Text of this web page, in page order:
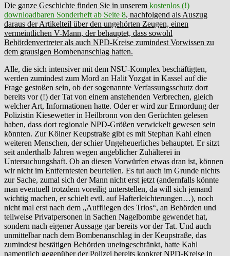
Die ganze Geschichte finden Sie in unserem kostenlos (!)
downloadbaren Sonderheft ab Seite 8, nachfolgend als Auszug
daraus der Artikelteil über den ungehörten Zeugen, einen
vermeintlichen V-Mann, der behauptet, dass sowohl
Behördenvertreter als auch NPD-Kreise zumindest Vorwissen zu
dem grausigen Bombenanschlag hatten.
Alle, die sich intensiver mit dem NSU-Komplex beschäftigten,
werden zumindest zum Mord an Halit Yozgat in Kassel auf die
Frage gestoßen sein, ob der sogenannte Verfassungsschutz dort
bereits vor (!) der Tat von einem anstehenden Verbrechen, gleich
welcher Art, Informationen hatte. Oder er wird zur Ermordung der
Polizistin Kiesewetter in Heilbronn von den Gerüchten gelesen
haben, dass dort regionale NPD-Größen verwickelt gewesen sein
könnten. Zur Kölner Keupstraße gibt es mit Stephan Kahl einen
weiteren Menschen, der schier Ungeheuerliches behauptet. Er sitzt
seit anderthalb Jahren wegen angeblicher Zuhälterei in
Untersuchungshaft. Ob an diesen Vorwürfen etwas dran ist, können
wir nicht im Entferntesten beurteilen. Es tut auch im Grunde nichts
zur Sache, zumal sich der Mann nicht erst jetzt (andernfalls könnte
man eventuell trotzdem voreilig unterstellen, da will sich jemand
wichtig machen, er schielt evtl. auf Hafterleichterungen…), noch
nicht mal erst nach dem „Auffliegen des Trios“, an Behörden und
teilweise Privatpersonen in Sachen Nagelbombe gewendet hat,
sondern nach eigener Aussage gar bereits vor der Tat. Und auch
unmittelbar nach dem Bombenanschlag in der Keupstraße, das
zumindest bestätigen Behörden uneingeschränkt, hatte Kahl
namentlich gegenüber der Polizei bereits konkret NPD-Kreise in